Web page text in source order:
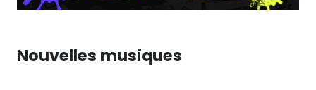
Nouvelles musiques